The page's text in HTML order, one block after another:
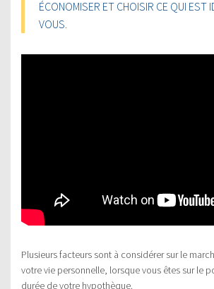
ÉCONOMISER ET CHOISIR CE QUI EST
VOUS.
Plusieurs facteurs sont à considérer sur le
votre vie personnelle, lorsque vous êtes sur le
durée de votre hypothèque.